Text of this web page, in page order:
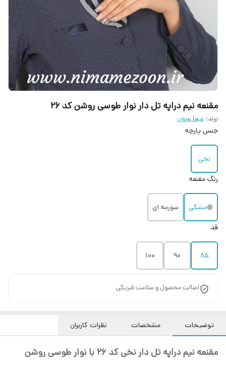
مقنعه نیم دراپه تل دار نوار طوسی روشن کد 26
برند: نیما مزون
جنس پارچه
نخی
رنگ مقنعه
مشکی
سورمه ای
قد
۸۵ ۹۰ ۱۰۰
اصالت محصول و سلامت فیزیکی
توضیحات مشخصات نظرات کاربران
مقنعه نیم دراپه تل دار نخی کد 26 با نوار طوسی روشن